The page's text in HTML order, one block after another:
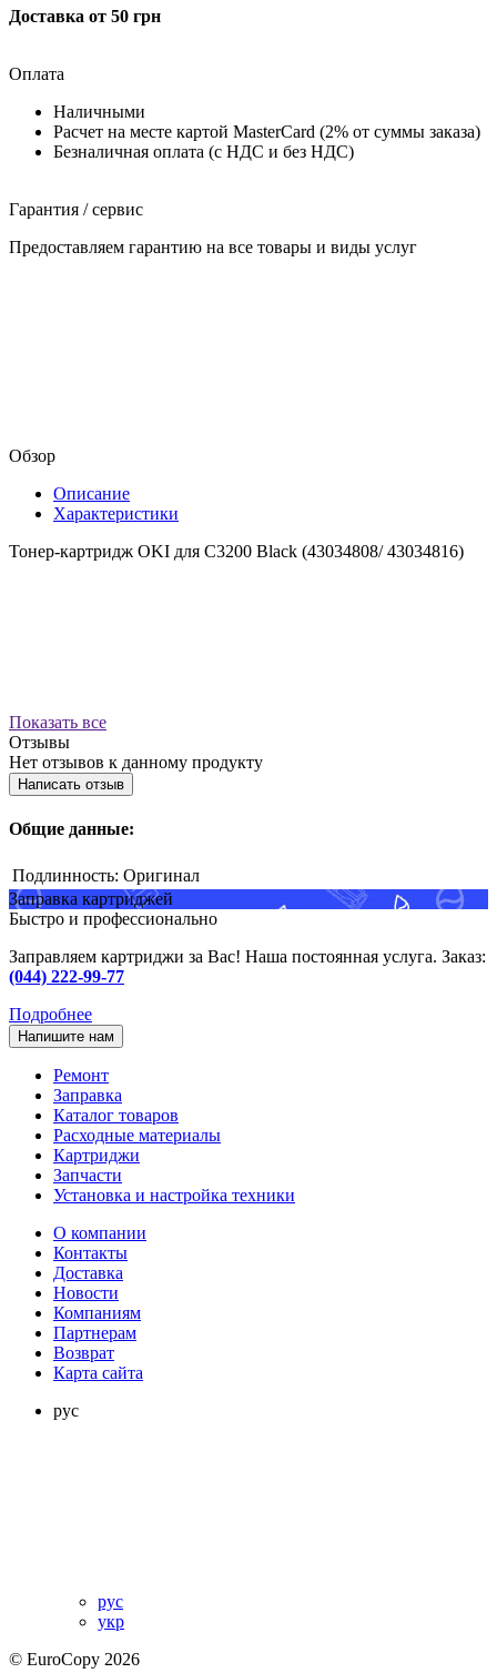
Доставка от 50 грн
Оплата
Наличными
Расчет на месте картой MasterCard (2% от суммы заказа)
Безналичная оплата (с НДС и без НДС)
Гарантия / сервис
Предоставляем гарантию на все товары и виды услуг
Обзор
Описание
Характеристики
Тонер-картридж OKI для C3200 Black (43034808/ 43034816)
Показать все
Отзывы
Нет отзывов к данному продукту
Написать отзыв
Общие данные:
Подлинность: Оригинал
Заправка картриджей
Быстро и профессионально
Заправляем картриджи за Вас! Наша постоянная услуга. Заказ:
(044) 222-99-77
Подробнее
Напишите нам
Ремонт
Заправка
Каталог товаров
Расходные материалы
Картриджи
Запчасти
Установка и настройка техники
О компании
Контакты
Доставка
Новости
Компаниям
Партнерам
Возврат
Карта сайта
рус
рус
укр
© EuroCopy 2026